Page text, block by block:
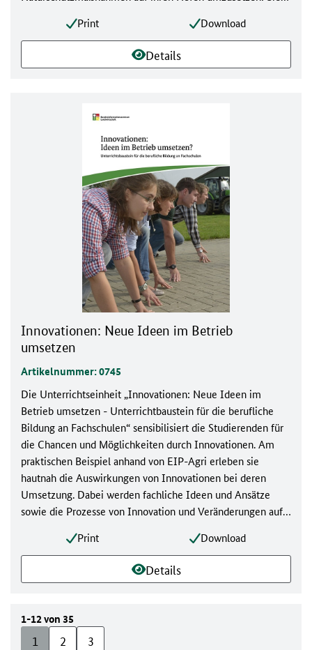
aussehen kann – das können Sie und Ihre Schülerinnen und
Schüler mit diesem Unterrichtsbaustein erarbeiten und
diskutieren.
Print Download
Details
Innovationen: Neue Ideen im Betrieb
umsetzen
Artikelnummer: 0745
Die Unterrichtseinheit „Innovationen: Neue Ideen im
Betrieb umsetzen - Unterrichtbaustein für die berufliche
Bildung an Fachschulen“ sensibilisiert die Studierenden für
die Chancen und Möglichkeiten durch Innovationen. Am
praktischen Beispiel anhand von EIP-Agri erleben sie
hautnah die Auswirkungen von Innovationen bei deren
Umsetzung. Dabei werden fachliche Ideen und Ansätze
sowie die Prozesse von Innovation und Veränderungen auf
Print Download
Details
1-12 von 35
1 2 3